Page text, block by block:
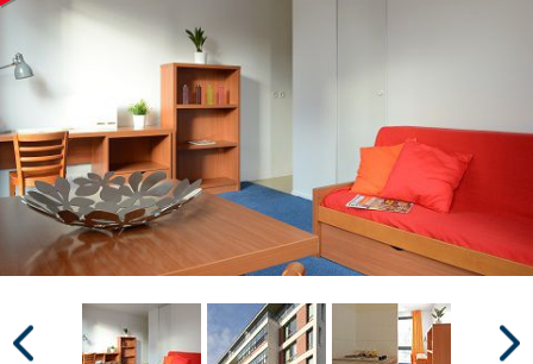
Type de location
Votre date d'entrée
Chercher